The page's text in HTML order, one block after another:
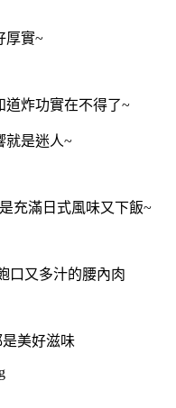
厚實~
道炸功實在不得了~
就是迷人~
充滿日式風味又下飯~
口又多汁的腰內肉
美好滋味